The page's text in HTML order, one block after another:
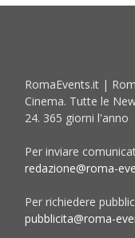
RomaEvents.it |
Cinema. Tutte le
24. 365 giorni l'anno
Per inviare
redazione@roma-
Per richiedere
pubblicita@roma-